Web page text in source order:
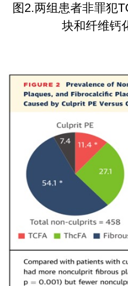
图2.两组患者非罪犯
块和纤维钙